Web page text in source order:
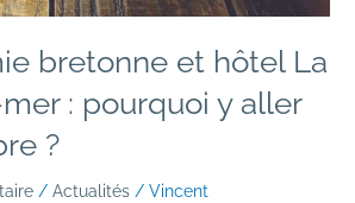
bretonne et hôtel La
: pourquoi y aller
?
/Actualités /Vincent